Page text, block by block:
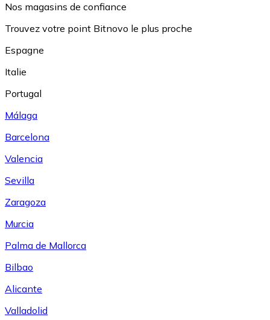
Nos magasins de confiance
Trouvez votre point Bitnovo le plus proche
Espagne
Italie
Portugal
Málaga
Barcelona
Valencia
Sevilla
Zaragoza
Murcia
Palma de Mallorca
Bilbao
Alicante
Valladolid